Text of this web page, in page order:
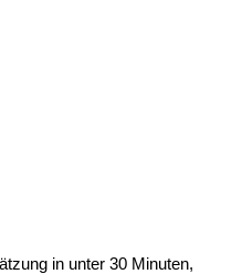
in unter 30 Minuten,